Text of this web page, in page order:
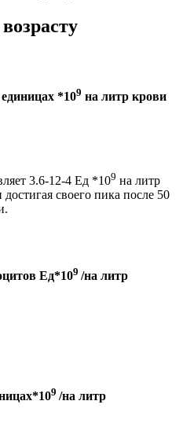
*109 на литр крови
3.6-12-4 Ед *109 на литр
своего пика после 50
Ед*109 /на литр
9 /на литр